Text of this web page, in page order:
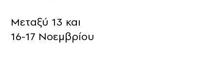
Μεταξύ 13 και
16-17 Νοεμβρίου